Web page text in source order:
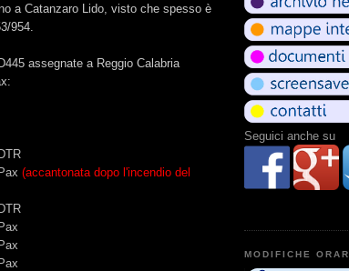
a Catanzaro Lido, visto che spesso è
954.
assegnate a Reggio Calabria
(accantonata dopo l'incendio del
Seguici anche su
MODIFICHE